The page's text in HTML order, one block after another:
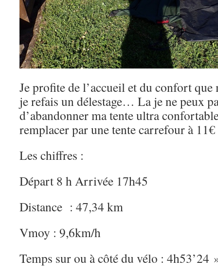
Je profite de l’accueil et du confort
je refais un délestage… La je ne peux
d’abandonner ma tente ultra
remplacer par une tente carrefour à
Les chiffres :
Départ 8 h Arrivée 17h45
Distance : 47,34 km
Vmoy : 9,6km/h
Temps sur ou à côté du vélo : 4h53’24